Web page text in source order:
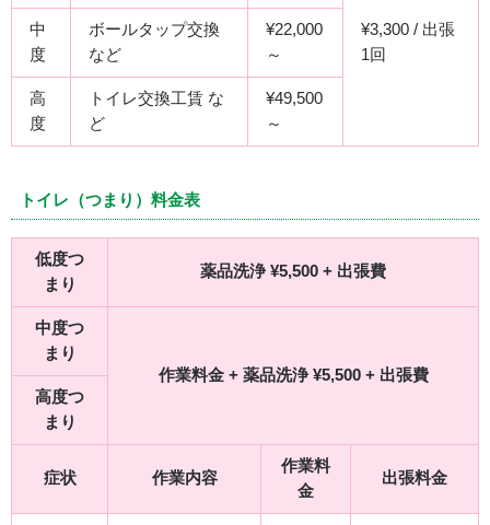
¥3,300 / 出張
1回
中
度
ボールタップ交換
など
¥22,000
～
高
度
トイレ交換工賃 な
ど
¥49,500
～
トイレ（つまり）料金表
低度つ
まり
薬品洗浄 ¥5,500 + 出張費
中度つ
まり
作業料金 + 薬品洗浄 ¥5,500 + 出張費
高度つ
まり
症状 作業内容
作業料
金
出張料金